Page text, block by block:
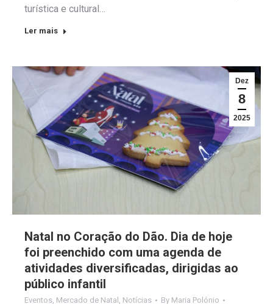
turística e cultural…
Ler mais
Dez
8
2025
Natal no Coração do Dão. Dia de hoje
foi preenchido com uma agenda de
atividades diversificadas, dirigidas ao
público infantil
Eventos, Mercado de Natal , Notícias By Maria Polónio